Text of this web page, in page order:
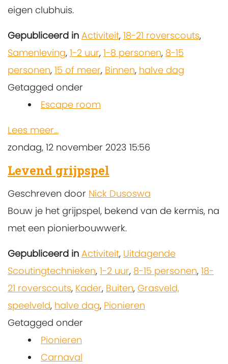
eigen clubhuis.
Gepubliceerd in Activiteit, 18-21 roverscouts,
Samenleving, 1-2 uur, 1-8 personen, 8-15
personen, 15 of meer, Binnen, halve dag
Getagged onder
Escape room
Lees meer...
zondag, 12 november 2023 15:56
Levend grijpspel
Geschreven door Nick Dusoswa
Bouw je het grijpspel, bekend van de kermis, na
met een pionierbouwwerk.
Gepubliceerd in Activiteit, Uitdagende
Scoutingtechnieken, 1-2 uur, 8-15 personen, 18-
21 roverscouts, Kader, Buiten, Grasveld,
speelveld, halve dag, Pionieren
Getagged onder
Pionieren
Carnaval